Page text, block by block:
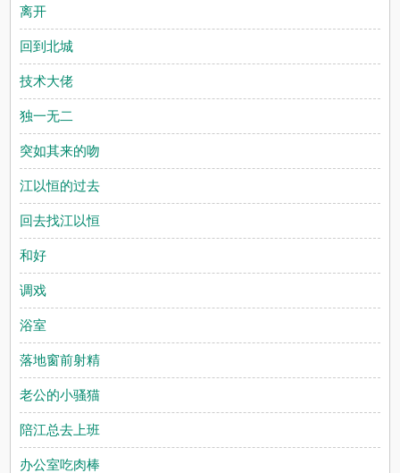
离开
回到北城
技术大佬
独一无二
突如其来的吻
江以恒的过去
回去找江以恒
和好
调戏
浴室
落地窗前射精
老公的小骚猫
陪江总去上班
办公室吃肉棒